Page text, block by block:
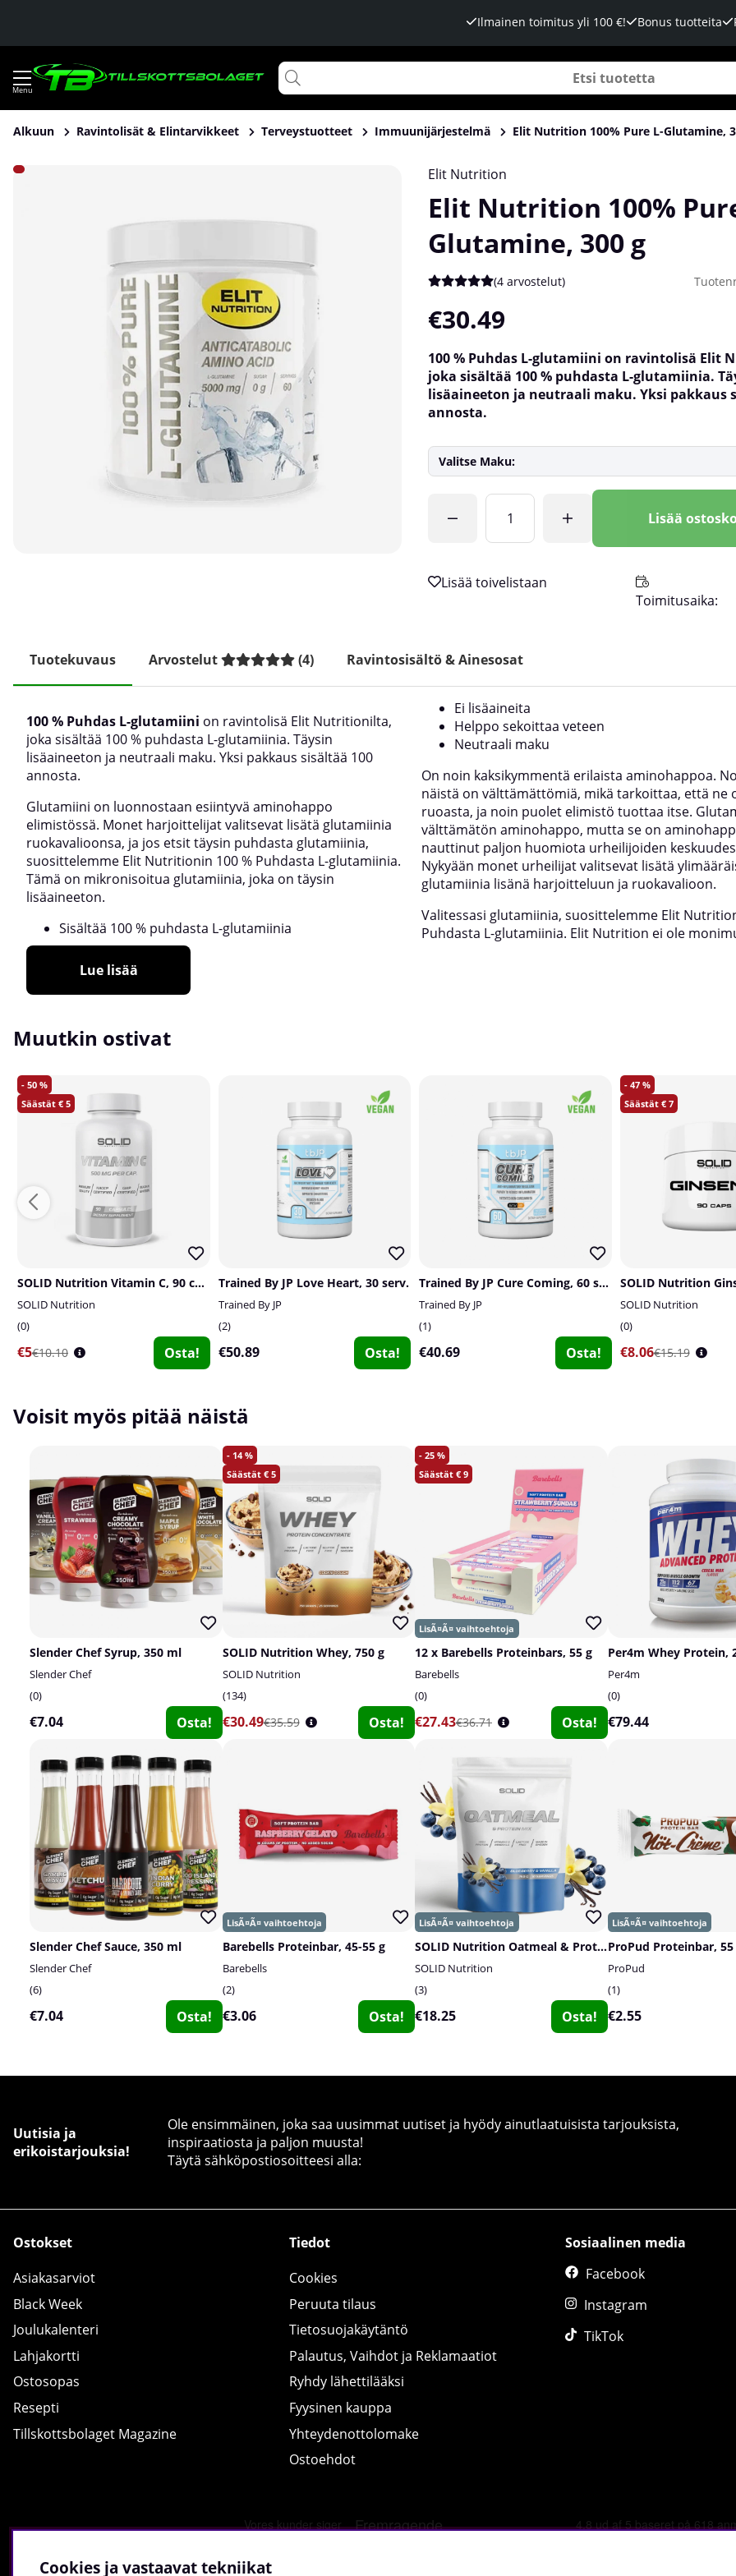
Ilmainen toimitus yli 100 €! Bonus tuotteita
Alkuun Ravintolisät & Elintarvikkeet Terveystuotteet Immuunijärjestelmä Elit Nutrition 100% Pure L-Glutamine,
Tuotekuvat Elit Nutrition 100% Pure L-Glutamine, 300 g Elit Nutrition
Elit Nutrition 100%
Glutamine, 300 g
Keskiarvoluokitus 5 / 5 Arvioiden määrä 4
(4 arvostelut)
€30.49
100 % Puhdas L-glutamiini on ravintolisä Elit
joka sisältää 100 % puhdasta L-glutamiinia.
lisäaineeton ja neutraali maku. Yksi pakkaus
annosta.
Valitse Maku:
Lisää
Toimitusaika:
Tuotekuvaus Arvostelut (4) Ravintosisältö & Ainesosat
100 % Puhdas L-glutamiini on ravintolisä Elit Nutritionilta,
joka sisältää 100 % puhdasta L-glutamiinia. Täysin
lisäaineeton ja neutraali maku. Yksi pakkaus sisältää 100
annosta.
Glutamiini on luonnostaan esiintyvä aminohappo
elimistössä. Monet harjoittelijat valitsevat lisätä glutamiinia
ruokavalioonsa, ja jos etsit täysin puhdasta glutamiinia,
suosittelemme Elit Nutritionin 100 % Puhdasta L-glutamiinia.
Tämä on mikronisoitua glutamiinia, joka on täysin
lisäaineeton.
Sisältää 100 % puhdasta L-glutamiinia
Ei lisäaineita
Helppo sekoittaa veteen
Neutraali maku
On noin kaksikymmentä erilaista aminohappoa.
näistä on välttämättömiä, mikä tarkoittaa, että ne
ruoasta, ja noin puolet elimistö tuottaa itse.
välttämätön aminohappo, mutta se on
nauttinut paljon huomiota urheilijoiden
Nykyään monet urheilijat valitsevat lisätä
glutamiinia lisänä harjoitteluun ja ruokavalioon.
Valitessasi glutamiinia, suosittelemme Elit
Puhdasta L-glutamiinia. Elit Nutrition ei ole
Lue lisää
Muutkin ostivat
50
5
SOLID Nutrition Vitamin C, 90 caps
SOLID Nutrition
0
€5€10.10 Osta!
Trained By JP Love Heart, 30 serv.
Trained By JP
2
€50.89 Osta!
Trained By JP Cure Coming, 60 serv.
Trained By JP
1
€40.69 Osta!
47
7
SOLID Nutrition
SOLID Nutrition
0
€8.06€15.19
Voisit myös pitää näistä
Slender Chef Syrup, 350 ml
Slender Chef
0
€7.04 Osta!
14
5
SOLID Nutrition Whey, 750 g
SOLID Nutrition
134
€30.49€35.59 Osta!
25
9
12 x Barebells Proteinbars, 55 g
Barebells
0
€27.43€36.71 Osta!
Per4m Whey Protein,
Per4m
0
€79.44
Slender Chef Sauce, 350 ml
Slender Chef
6
€7.04 Osta!
Barebells Proteinbar, 45-55 g
Barebells
2
€3.06 Osta!
SOLID Nutrition Oatmeal & Protein Mix, 750 g
SOLID Nutrition
3
€18.25 Osta!
ProPud Proteinbar, 55
ProPud
1
€2.55
Uutisia ja
erikoistarjouksia!
Ole ensimmäinen, joka saa uusimmat uutiset ja hyödy ainutlaatuisista tarjouksista,
inspiraatiosta ja paljon muusta!
Täytä sähköpostiosoitteesi alla:
Ostokset
Asiakasarviot
Black Week
Joulukalenteri
Lahjakortti
Ostosopas
Resepti
Tillskottsbolaget Magazine
Tiedot
Cookies
Peruuta tilaus
Tietosuojakäytäntö
Palautus, Vaihdot ja Reklamaatiot
Ryhdy lähettilääksi
Fyysinen kauppa
Yhteydenottolomake
Ostoehdot
Sosiaalinen media
Facebook
Instagram
TikTok
Cookies ja vastaavat tekniikat